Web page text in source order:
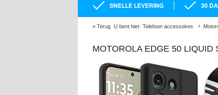
SNELLE LEVERING 30
« Terug U bent hier: Telefoon accessoires
MOTOROLA EDGE 50 LIQUID